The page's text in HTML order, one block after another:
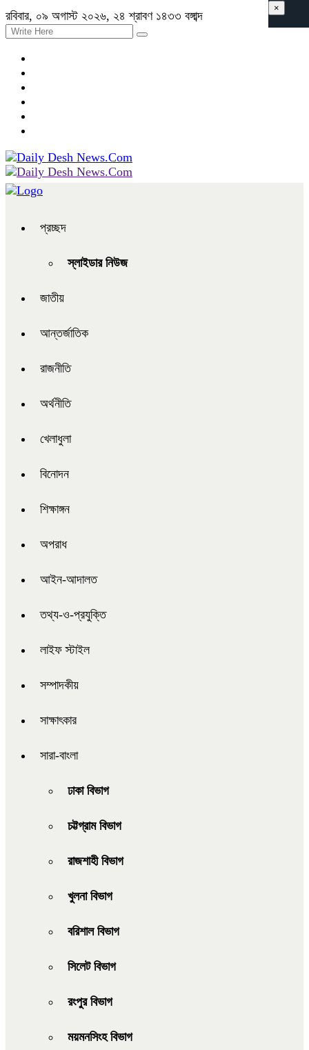
রবিবার, ০৯ অগাস্ট ২০২৬, ২৪ শ্রাবণ ১৪৩৩ বঙ্গাব্দ
প্রচ্ছদ
স্লাইডার নিউজ
জাতীয়
আন্তর্জাতিক
রাজনীতি
অর্থনীতি
খেলাধুলা
বিনোদন
শিক্ষাঙ্গন
অপরাধ
আইন-আদালত
তথ্য-ও-প্রযুক্তি
লাইফ স্টাইল
সম্পাদকীয়
সাক্ষাৎকার
সারা-বাংলা
ঢাকা বিভাগ
চট্টগ্রাম বিভাগ
রাজশাহী বিভাগ
খুলনা বিভাগ
বরিশাল বিভাগ
সিলেট বিভাগ
রংপুর বিভাগ
ময়মনসিংহ বিভাগ
×